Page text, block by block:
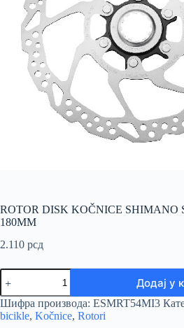
ROTOR DISK KOČNICE SHIMANO
180MM
2.110 рсд
ROTOR
DISK
KOČNICE
SHIMANO
SM-
Додај у
Шифра производа: ESMRT54MI3
bicikle, Kočnice, Rotori